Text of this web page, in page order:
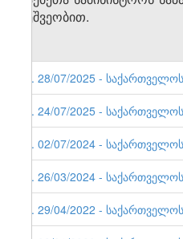
მეშვეობით.
9. 28/07/2025 -
8. 24/07/2025 -
7. 02/07/2024 -
6. 26/03/2024 -
5. 29/04/2022 -